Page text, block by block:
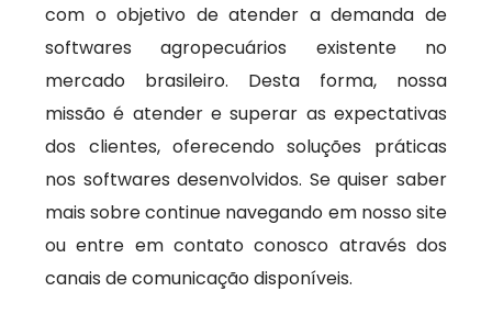
com o objetivo de atender a demanda de
softwares agropecuários existente no
mercado brasileiro. Desta forma, nossa
missão é atender e superar as expectativas
dos clientes, oferecendo soluções práticas
nos softwares desenvolvidos. Se quiser saber
mais sobre continue navegando em nosso site
ou entre em contato conosco através dos
canais de comunicação disponíveis.